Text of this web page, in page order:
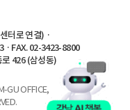
터로 연결) ·
· FAX. 02-3423-8800
426 (삼성동)
GU OFFICE,